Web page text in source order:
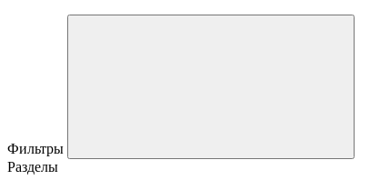
Фильтры
Разделы